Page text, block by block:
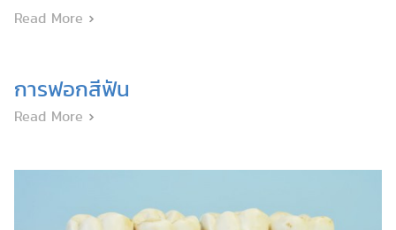
Read More
การฟอกสีฟัน
Read More